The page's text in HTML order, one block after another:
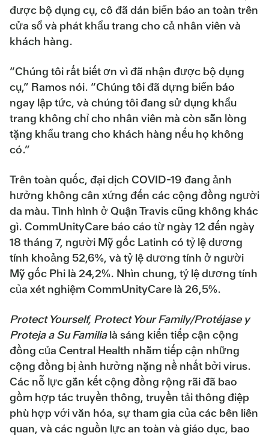
được bộ dụng cụ, cô đã dán biển báo an toàn trên
cửa sổ và phát khẩu trang cho cả nhân viên và
khách hàng.
“Chúng tôi rất biết ơn vì đã nhận được bộ dụng
cụ,” Ramos nói. “Chúng tôi đã dựng biển báo
ngay lập tức, và chúng tôi đang sử dụng khẩu
trang không chỉ cho nhân viên mà còn sẵn lòng
tặng khẩu trang cho khách hàng nếu họ không
có.”
Trên toàn quốc, đại dịch COVID-19 đang ảnh
hưởng không cân xứng đến các cộng đồng người
da màu. Tình hình ở Quận Travis cũng không khác
gì. CommUnityCare báo cáo từ ngày 12 đến ngày
18 tháng 7, người Mỹ gốc Latinh có tỷ lệ dương
tính khoảng 52,6%, và tỷ lệ dương tính ở người
Mỹ gốc Phi là 24,2%. Nhìn chung, tỷ lệ dương tính
của xét nghiệm CommUnityCare là 26,5%.
Protect Yourself, Protect Your Family/Protéjase y
Proteja a Su Familialà sáng kiến tiếp cận cộng
đồng của Central Health nhằm tiếp cận những
cộng đồng bị ảnh hưởng nặng nề nhất bởi virus.
Các nỗ lực gắn kết cộng đồng rộng rãi đã bao
gồm hợp tác truyền thông, truyền tải thông điệp
phù hợp với văn hóa, sự tham gia của các bên liên
quan, và các nguồn lực an toàn và giáo dục, bao